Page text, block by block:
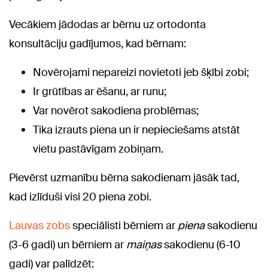
Vecākiem jādodas ar bērnu uz ortodonta
konsultāciju gadījumos, kad bērnam:
Novērojami nepareizi novietoti jeb šķībi zobi;
Ir grūtības ar ēšanu, ar runu;
Var novērot sakodiena problēmas;
Tika izrauts piena un ir nepieciešams atstāt
vietu pastāvīgam zobiņam.
Pievērst uzmanību bērna sakodienam jāsāk tad,
kad izlīduši visi 20 piena zobi.
Lauvas zobsspeciālisti bērniem arpienasakodienu
(3-6 gadi) un bērniem armaiņassakodienu (6-10
gadi) var palīdzēt: